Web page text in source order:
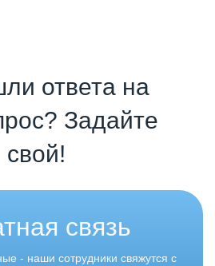
ответа на
Задайте
свой!
связь
- наши сотрудники свяжутся с